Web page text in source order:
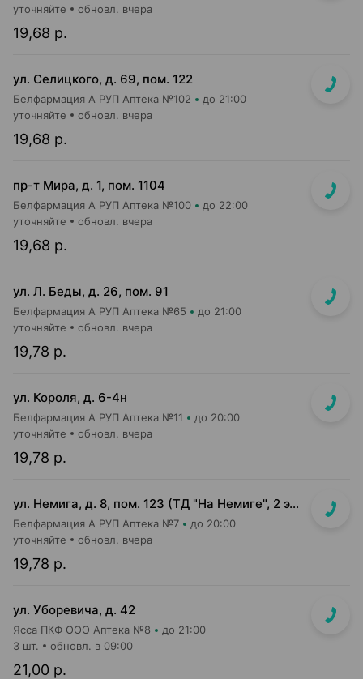
19,68 р.
уточняйте обновл. вчера
ул. Селицкого, д. 69, пом. 122
Белфармация А РУП Аптека №102 до 21:00
19,68 р.
уточняйте обновл. вчера
пр-т Мира, д. 1, пом. 1104
Белфармация А РУП Аптека №100 до 22:00
19,68 р.
уточняйте обновл. вчера
ул. Л. Беды, д. 26, пом. 91
Белфармация А РУП Аптека №65 до 21:00
19,78 р.
уточняйте обновл. вчера
ул. Короля, д. 6-4н
Белфармация А РУП Аптека №11 до 20:00
19,78 р.
уточняйте обновл. вчера
ул. Немига, д. 8, пом. 123 (ТД "На Немиге", 2 этаж)
Белфармация А РУП Аптека №7 до 20:00
19,78 р.
уточняйте обновл. вчера
ул. Уборевича, д. 42
Ясса ПКФ ООО Аптека №8 до 21:00
21,00 р.
3 шт. обновл. в 09:00